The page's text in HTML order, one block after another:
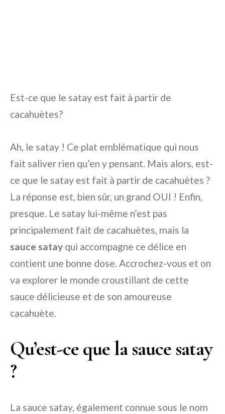
Est-ce que le satay est fait à partir de
cacahuètes?
Ah, le satay ! Ce plat emblématique qui nous
fait saliver rien qu’en y pensant. Mais alors, est-
ce que le satay est fait à partir de cacahuètes ?
La réponse est, bien sûr, un grand OUI ! Enfin,
presque. Le satay lui-même n’est pas
principalement fait de cacahuètes, mais la
sauce satay qui accompagne ce délice en
contient une bonne dose. Accrochez-vous et on
va explorer le monde croustillant de cette
sauce délicieuse et de son amoureuse
cacahuète.
Qu’est-ce que la sauce satay
?
La sauce satay, également connue sous le nom